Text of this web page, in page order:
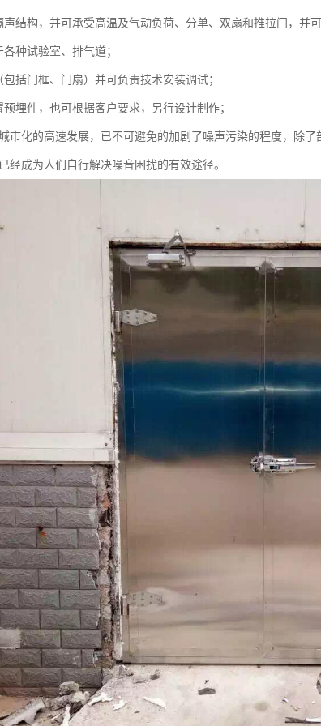
声结构，并可承受高温及气动负荷、分单、双扇和推拉门，并
种试验室、排气道；
括门框、门扇）并可负责技术安装调试；
埋件，也可根据客户要求，另行设计制作；
市化的高速发展，已不可避免的加剧了噪声污染的程度，除
经成为人们自行解决噪音困扰的有效途径。